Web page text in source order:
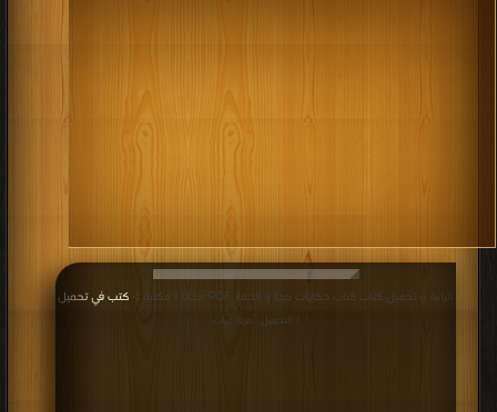
قراءة و تحميل كتاب كتاب حكايات حجا و الحمار PDF مجانا | مكتبة > كتب في تحميل
| التحميل : مرة/مرات